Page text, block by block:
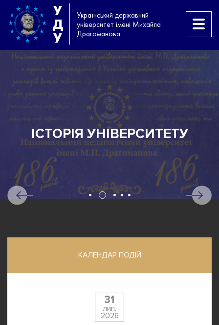
У
Д
У
Український державний
університет імені Михайла
Драгоманова
ІСТОРІЯ УНІВЕРСИТЕТУ
КАЛЕНДАР ПОДІЙ
31
лип.
2026